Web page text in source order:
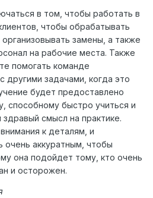
в том, чтобы работать в
чтобы обрабатывать
замены, а также
на рабочие места. Также
помогать команде
другими задачами, когда это
будет предоставлено
способному быстро учиться и
смысл на практике.
к деталям, и
очень аккуратным, чтобы
она подойдет тому, кто очень
и осторожен.